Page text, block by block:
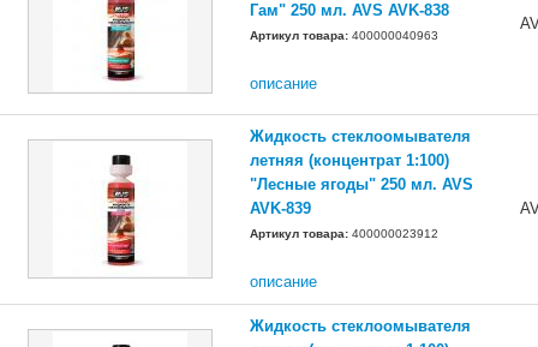
Гам" 250 мл. AVS AVK-838
Артикул товара: 400000040963
описание
Жидкость стеклоомывателя
летняя (концентрат 1:100)
"Лесные ягоды" 250 мл. AVS
AVK-839
Артикул товара: 400000023912
описание
Жидкость стеклоомывателя